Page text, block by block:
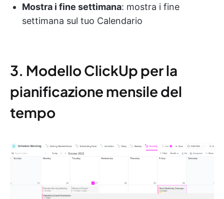
Mostra i fine settimana: mostra i fine
settimana sul tuo Calendario
3. Modello ClickUp per la
pianificazione mensile del
tempo